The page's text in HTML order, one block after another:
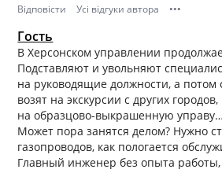
Відповісти Усі відгуки автора •••
Гость
В Херсонском управлении
Подставляют и увольняют
на руководящие должности, а
возят на экскурсии с других
на образцово-выкрашенную управу…
Может пора занятся делом? Нужно
газопроводов, как пологается
Главный инженер без опыта